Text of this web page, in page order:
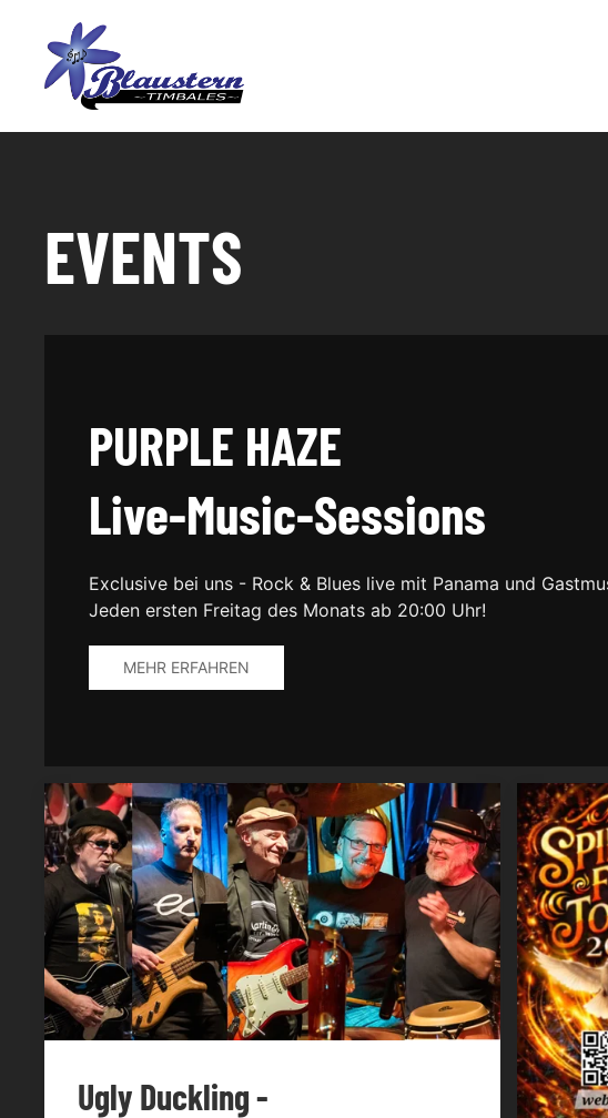
EVENTS
PURPLE HAZE
Live-Music-Sessions
Exclusive bei uns - Rock & Blues live mit Panama und
Jeden ersten Freitag des Monats ab 20:00 Uhr!
MEHR ERFAHREN
Ugly Duckling -